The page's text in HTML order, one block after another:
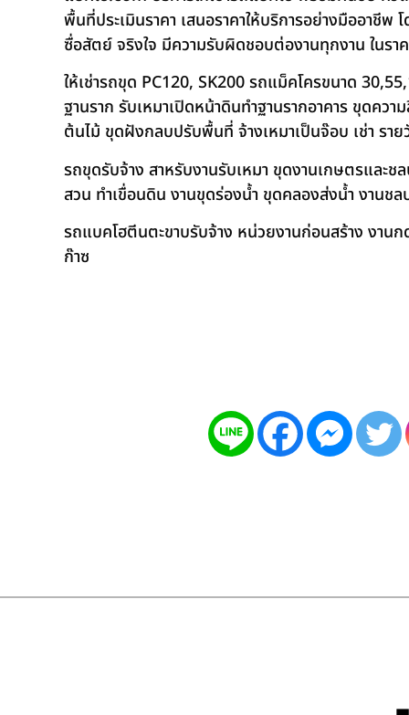
พื้นที่ประเมินราคา เสนอราคาให้บริการอย่างมืออาชี
ซื่อสัตย์ จริงใจ มีความรับผิดชอบต่องานทุกงาน ในรา
ให้เช่ารถขุด PC120, SK200 รถแม็คโครขนาด
ฐานราก รับเหมาเปิดหน้าดินทำฐานรากอาคาร ขุดค
ต้นไม้ ขุดฝังกลบปรับพื้นที่ จ้างเหมาเป็นจ๊อบ เช่า ราย
รถขุดรับจ้าง สาหรับงานรับเหมา ขุดงานเกษตรและ
สวน ทำเขื่อนดิน งานขุดร่องน้ำ ขุดคลองส่งน้ำ งานช
รถแบคโฮตีนตะขาบรับจ้าง หน่วยงานก่อนสร้าง งาน
ก๊าซ